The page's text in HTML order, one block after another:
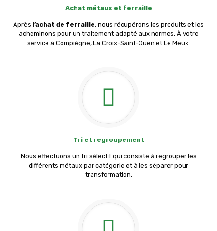
Achat métaux et ferraille
Après l’achat de ferraille, nous récupérons les produits et les
acheminons pour un traitement adapté aux normes. À votre
service à Compiègne, La Croix-Saint-Ouen et Le Meux.
Tri et regroupement
Nous effectuons un tri sélectif qui consiste à regrouper les
différents métaux par catégorie et à les séparer pour
transformation.